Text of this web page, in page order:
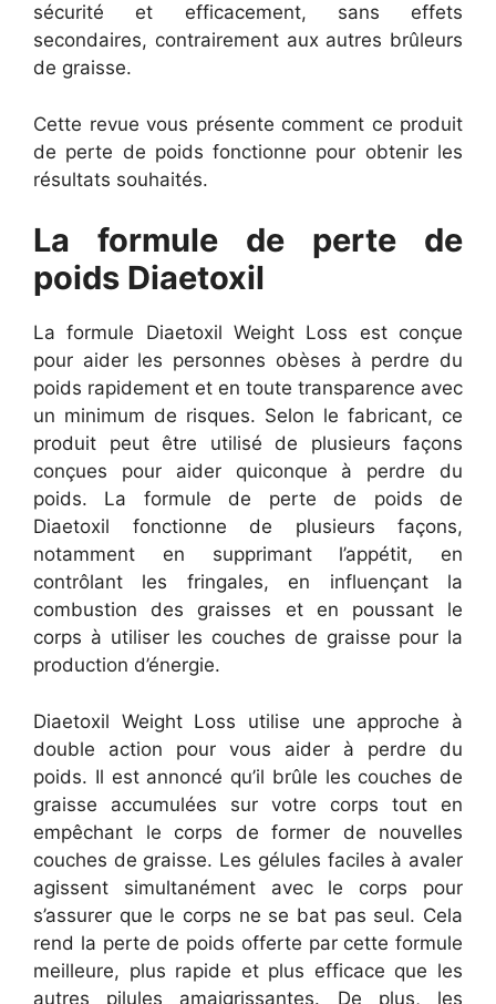
sécurité et efficacement, sans effets
secondaires, contrairement aux autres brûleurs
de graisse.
Cette revue vous présente comment ce produit
de perte de poids fonctionne pour obtenir les
résultats souhaités.
La formule de perte de
poids Diaetoxil
La formule Diaetoxil Weight Loss est conçue
pour aider les personnes obèses à perdre du
poids rapidement et en toute transparence avec
un minimum de risques. Selon le fabricant, ce
produit peut être utilisé de plusieurs façons
conçues pour aider quiconque à perdre du
poids. La formule de perte de poids de
Diaetoxil fonctionne de plusieurs façons,
notamment en supprimant l’appétit, en
contrôlant les fringales, en influençant la
combustion des graisses et en poussant le
corps à utiliser les couches de graisse pour la
production d’énergie.
Diaetoxil Weight Loss utilise une approche à
double action pour vous aider à perdre du
poids. Il est annoncé qu’il brûle les couches de
graisse accumulées sur votre corps tout en
empêchant le corps de former de nouvelles
couches de graisse. Les gélules faciles à avaler
agissent simultanément avec le corps pour
s’assurer que le corps ne se bat pas seul. Cela
rend la perte de poids offerte par cette formule
meilleure, plus rapide et plus efficace que les
autres pilules amaigrissantes. De plus, les